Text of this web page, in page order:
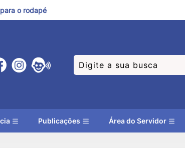
o rodapé
Publicações Área do Servidor